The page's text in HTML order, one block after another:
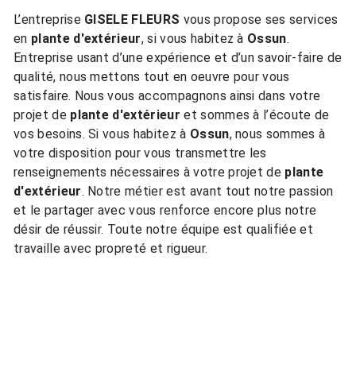
L’entreprise GISELE FLEURS vous propose ses services
en plante d'extérieur, si vous habitez à Ossun.
Entreprise usant d’une expérience et d’un savoir-faire de
qualité, nous mettons tout en oeuvre pour vous
satisfaire. Nous vous accompagnons ainsi dans votre
projet de plante d'extérieur et sommes à l’écoute de
vos besoins. Si vous habitez à Ossun, nous sommes à
votre disposition pour vous transmettre les
renseignements nécessaires à votre projet de plante
d'extérieur. Notre métier est avant tout notre passion
et le partager avec vous renforce encore plus notre
désir de réussir. Toute notre équipe est qualifiée et
travaille avec propreté et rigueur.